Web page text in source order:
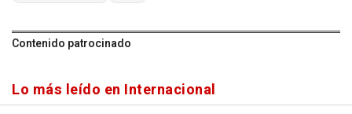
Contenido patrocinado
Lo más leído en Internacional